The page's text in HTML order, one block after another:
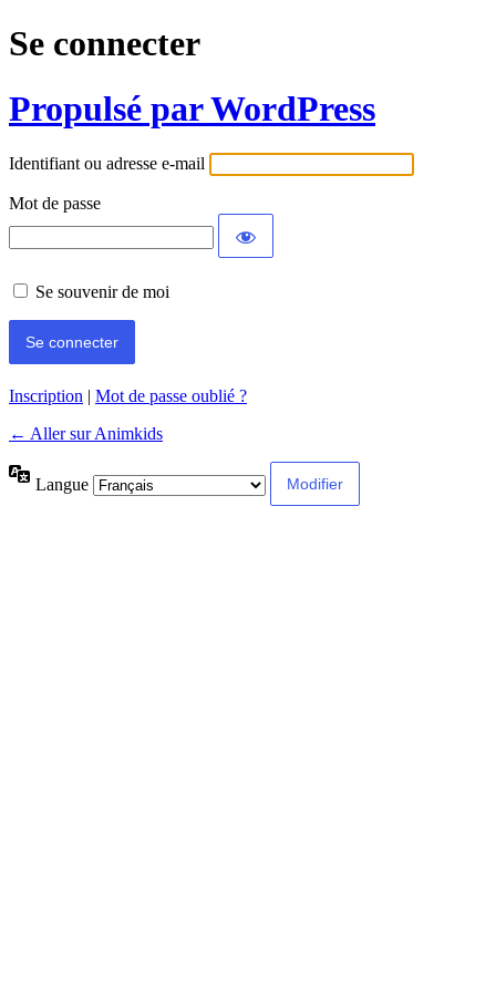
Se connecter
Propulsé par WordPress
Identifiant ou adresse e-mail
Mot de passe
Se souvenir de moi
Inscription | Mot de passe oublié ?
← Aller sur Animkids
Langue